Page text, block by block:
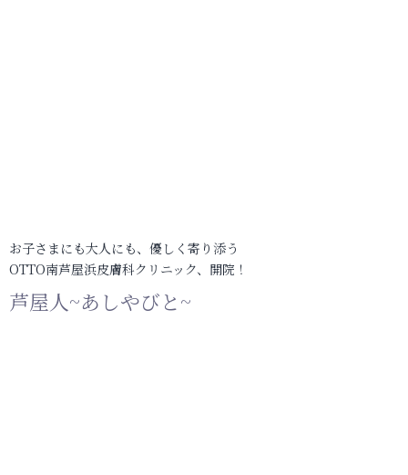
お子さまにも大人にも、優しく寄り添う
OTTO南芦屋浜皮膚科クリニック、開院！
芦屋人~あしやびと~